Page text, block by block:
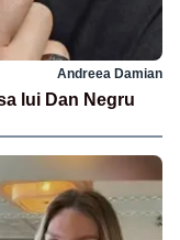
Andreea Damian
lui Dan Negru